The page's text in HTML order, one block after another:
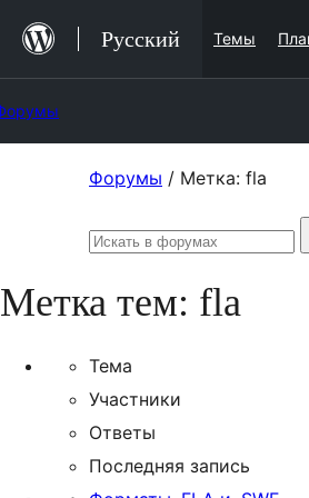
содержимому
Русский Темы
содержимому
Форумы / Метка: fla
Поиск:
Метка тем: fla
Тема
Участники
Ответы
Последняя запись